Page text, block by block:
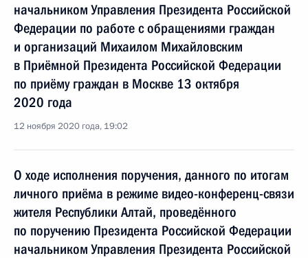
начальником Управления Президента Российской
Федерации по работе с обращениями граждан
и организаций Михаилом Михайловским
в Приёмной Президента Российской Федерации
по приёму граждан в Москве 13 октября
2020 года
12 ноября 2020 года, 19:02
О ходе исполнения поручения, данного по итогам
личного приёма в режиме видео-конференц-связи
жителя Республики Алтай, проведённого
по поручению Президента Российской Федерации
начальником Управления Президента Российской